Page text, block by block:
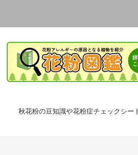
秋花粉の豆知識や花粉症チェックシー